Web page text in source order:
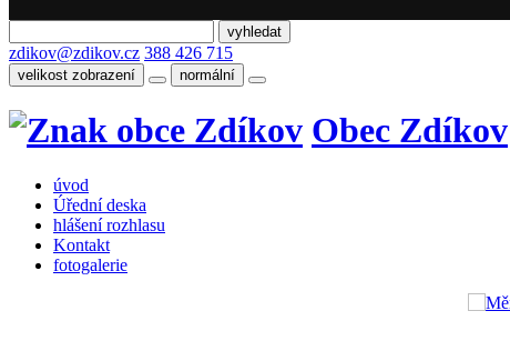
zdikov@zdikov.cz 388 426 715
velikost zobrazení normální
Obec Zdíkov
úvod
Úřední deska
hlášení rozhlasu
Kontakt
fotogalerie